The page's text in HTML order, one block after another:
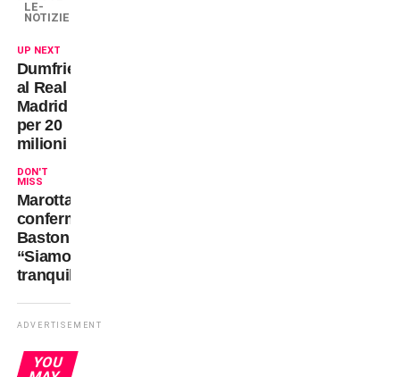
LE-
NOTIZIE
UP NEXT
Dumfries
al Real
Madrid
per 20
milioni
DON'T
MISS
Marotta
conferma
Bastoni:
“Siamo
tranquilli”
ADVERTISEMENT
YOU